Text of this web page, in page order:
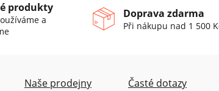
produkty
a
Doprava zdarma
Při nákupu nad 1 500
Naše prodejny Časté dotazy